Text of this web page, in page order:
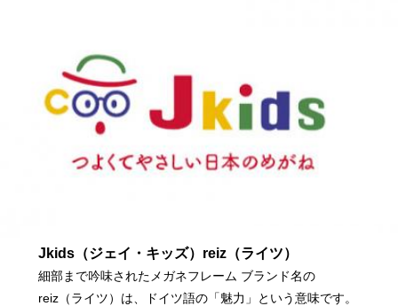
Jkids（ジェイ・キッズ）reiz（ライツ）
細部まで吟味されたメガネフレーム ブランド名の
reiz（ライツ）は、ドイツ語の「魅力」という意味です。